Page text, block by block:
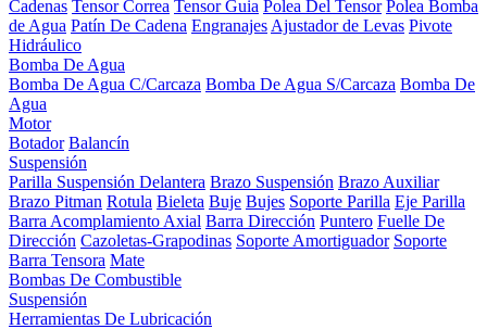
Cadenas Tensor Correa Tensor Guia Polea Del Tensor Polea Bomba
de Agua Patín De Cadena Engranajes Ajustador de Levas Pivote
Hidráulico
Bomba De Agua
Bomba De Agua C/Carcaza Bomba De Agua S/Carcaza Bomba De
Agua
Motor
Botador Balancín
Suspensión
Parilla Suspensión Delantera Brazo Suspensión Brazo Auxiliar
Brazo Pitman Rotula Bieleta Buje Bujes Soporte Parilla Eje Parilla
Barra Acomplamiento Axial Barra Dirección Puntero Fuelle De
Dirección Cazoletas-Grapodinas Soporte Amortiguador Soporte
Barra Tensora Mate
Bombas De Combustible
Suspensión
Herramientas De Lubricación